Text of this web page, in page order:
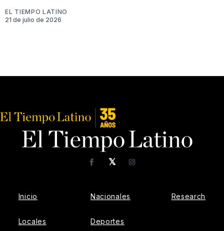
EL TIEMPO LATINO
21 de julio de 2026
𝕏
FacebookInstagram
Inicio
Locales
Nacionales
Deportes
Research